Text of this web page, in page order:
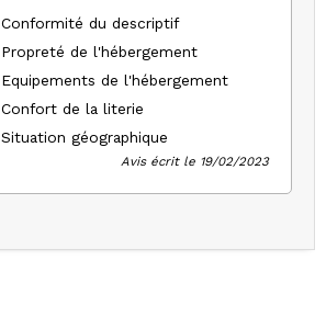
Conformité du descriptif
Propreté de l'hébergement
Equipements de l'hébergement
Confort de la literie
Situation géographique
Avis écrit le 19/02/2023